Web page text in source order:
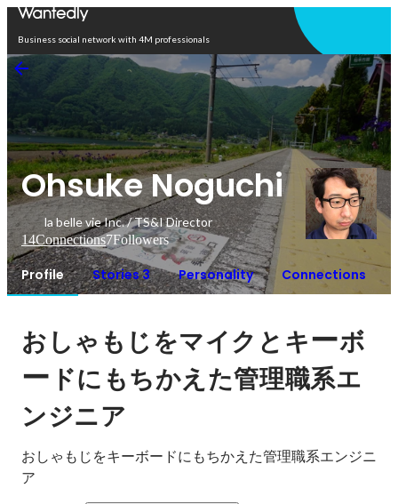
Business social network with 4M professionals
Ohsuke Noguchi
la belle vie Inc. / TS&I Director
14Connections7Followers
Profile Stories 3 Personality Connections
おしゃもじをマイクとキーボ
ー ドにもちかえた管理職系エ
ンジニア
おしゃもじをキーボードにもちかえた管理職系エンジニ
ア